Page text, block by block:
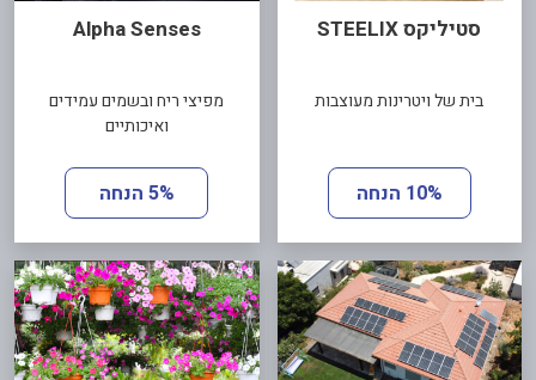
סטיליקס STEELIX
בית של ויטרינות מעוצבות
10% הנחה
Alpha Senses
מפיצי ריח ובשמים עמידים
ואיכותיים
5% הנחה